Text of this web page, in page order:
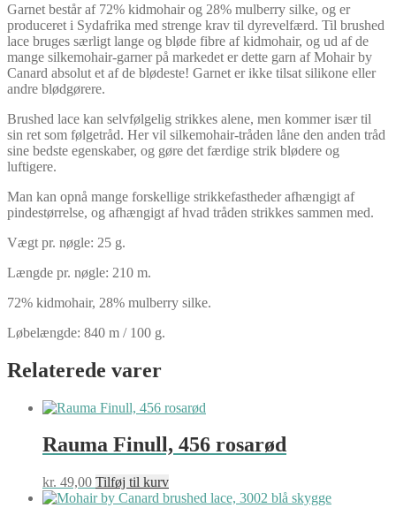
Garnet består af 72% kidmohair og 28% mulberry silke, og er
produceret i Sydafrika med strenge krav til dyrevelfærd. Til brushed
lace bruges særligt lange og bløde fibre af kidmohair, og ud af de
mange silkemohair-garner på markedet er dette garn af Mohair by
Canard absolut et af de blødeste! Garnet er ikke tilsat silikone eller
andre blødgørere.
Brushed lace kan selvfølgelig strikkes alene, men kommer især til
sin ret som følgetråd. Her vil silkemohair-tråden låne den anden tråd
sine bedste egenskaber, og gøre det færdige strik blødere og
luftigere.
Man kan opnå mange forskellige strikkefastheder afhængigt af
pindestørrelse, og afhængigt af hvad tråden strikkes sammen med.
Vægt pr. nøgle: 25 g.
Længde pr. nøgle: 210 m.
72% kidmohair, 28% mulberry silke.
Løbelængde: 840 m / 100 g.
Relaterede varer
Rauma Finull, 456 rosarød
kr. 49,00 Tilføj til kurv